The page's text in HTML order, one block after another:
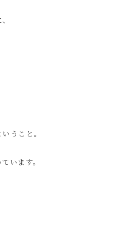
うこと。
います。